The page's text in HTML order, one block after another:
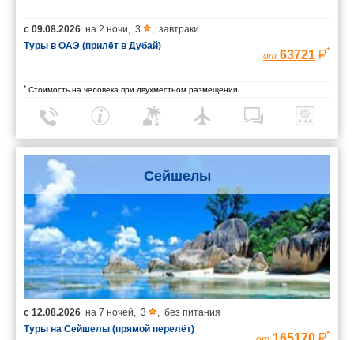
с 09.08.2026 на 2 ночи, 3 , завтраки
Туры в ОАЭ (прилёт в Дубай)
от 63721 *
* Стоимость на человека при двухместном размещении
Сейшелы
с 12.08.2026 на 7 ночей 3
без питания
Туры на Сейшелы (прямой перелёт)
*